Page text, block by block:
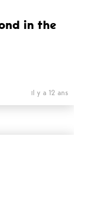
in the
il y a 12 ans